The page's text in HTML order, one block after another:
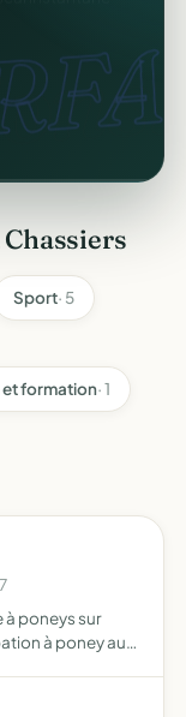
Sport· 5
formation· 1
poneys sur
à poney au